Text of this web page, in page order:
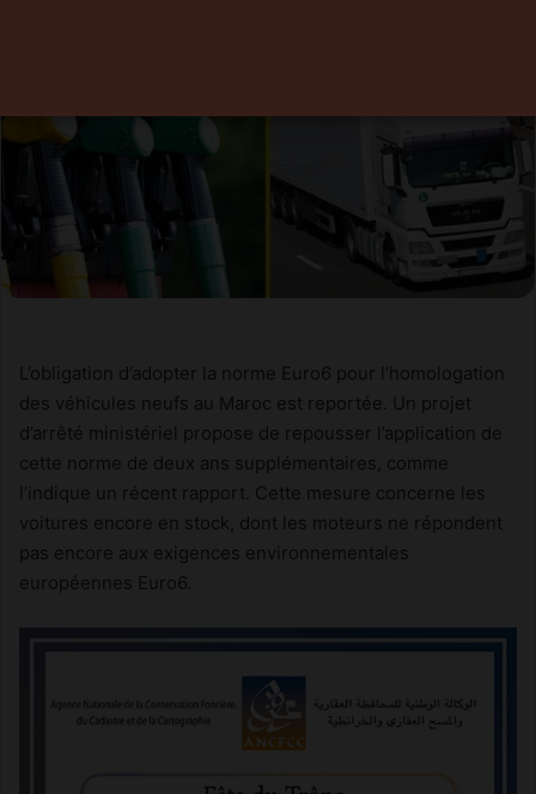
L’obligation d’adopter la norme Euro6 pour l’homologation
des véhicules neufs au Maroc est reportée. Un projet
d’arrêté ministériel propose de repousser l’application de
cette norme de deux ans supplémentaires, comme
l’indique un récent rapport. Cette mesure concerne les
voitures encore en stock, dont les moteurs ne répondent
pas encore aux exigences environnementales
européennes Euro6.